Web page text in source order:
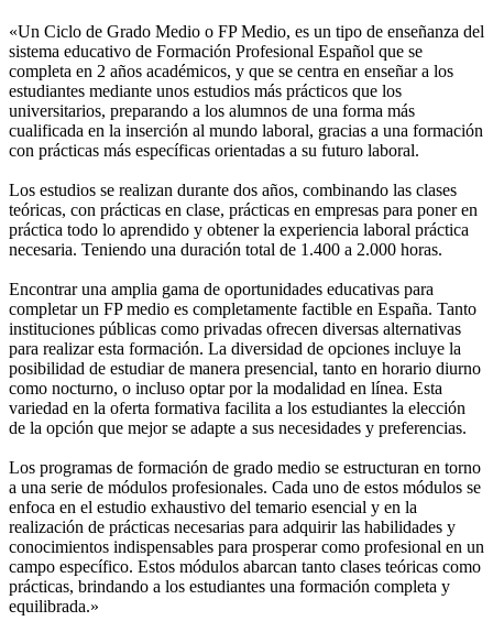
«Un Ciclo de Grado Medio o FP Medio, es un tipo de enseñanza del
sistema educativo de Formación Profesional Español que se
completa en 2 años académicos, y que se centra en enseñar a los
estudiantes mediante unos estudios más prácticos que los
universitarios, preparando a los alumnos de una forma más
cualificada en la inserción al mundo laboral, gracias a una formación
con prácticas más específicas orientadas a su futuro laboral.
Los estudios se realizan durante dos años, combinando las clases
teóricas, con prácticas en clase, prácticas en empresas para poner en
práctica todo lo aprendido y obtener la experiencia laboral práctica
necesaria. Teniendo una duración total de 1.400 a 2.000 horas.
Encontrar una amplia gama de oportunidades educativas para
completar un FP medio es completamente factible en España. Tanto
instituciones públicas como privadas ofrecen diversas alternativas
para realizar esta formación. La diversidad de opciones incluye la
posibilidad de estudiar de manera presencial, tanto en horario diurno
como nocturno, o incluso optar por la modalidad en línea. Esta
variedad en la oferta formativa facilita a los estudiantes la elección
de la opción que mejor se adapte a sus necesidades y preferencias.
Los programas de formación de grado medio se estructuran en torno
a una serie de módulos profesionales. Cada uno de estos módulos se
enfoca en el estudio exhaustivo del temario esencial y en la
realización de prácticas necesarias para adquirir las habilidades y
conocimientos indispensables para prosperar como profesional en un
campo específico. Estos módulos abarcan tanto clases teóricas como
prácticas, brindando a los estudiantes una formación completa y
equilibrada.»